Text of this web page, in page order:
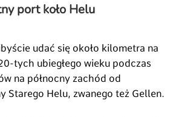
port koło Helu
udać się około kilometra na
tych ubiegłego wieku podczas
na północny zachód od
Starego Helu, zwanego też Gellen.